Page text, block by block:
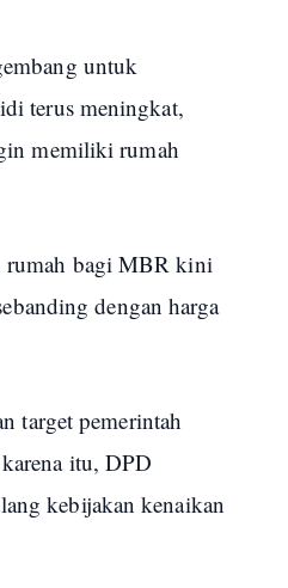
untuk
terus meningkat,
memiliki rumah
rumah bagi MBR kini
dengan harga
target pemerintah
itu, DPD
kebijakan kenaikan